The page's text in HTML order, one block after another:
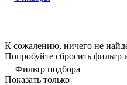
К сожалению, ничего не
Попробуйте сбросить фильтр
Фильтр подбора
Показать только